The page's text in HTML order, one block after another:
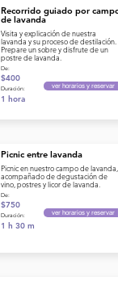
Recorrido guiado por campo
de lavanda
Visita y explicación de nuestra
lavanda y su proceso de destilación.
Prepare un sobre y disfrute de un
postre de lavanda.
ver horarios y reservar
De:
$400
Duración:
1 hora
Picnic entre lavanda
Picnic en nuestro campo de lavanda,
acompañado de degustación de
vino, postres y licor de lavanda.
ver horarios y reservar
De:
$750
Duración:
1 h 30 m